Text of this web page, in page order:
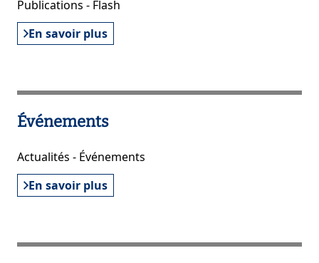
Publications - Flash
En savoir plus
Événements
Actualités - Événements
En savoir plus